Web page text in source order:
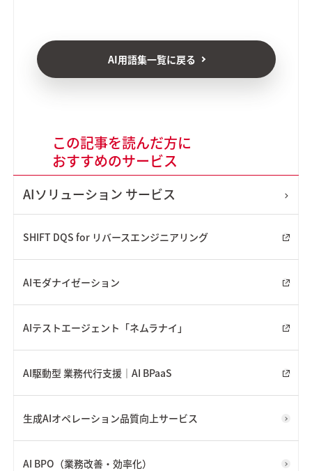
AI用語集一覧に戻る
この記事を読んだ方に
おすすめのサービス
AIソリューション サービス
SHIFT DQS for リバースエンジニアリング
AIモダナイゼーション
AIテストエージェント「ネムラナイ」
AI駆動型 業務代行支援｜AI BPaaS
生成AIオペレーション品質向上サービス
AI BPO（業務改善・効率化）